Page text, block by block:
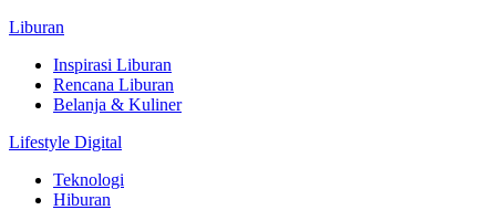
Liburan
Inspirasi Liburan
Rencana Liburan
Belanja & Kuliner
Lifestyle Digital
Teknologi
Hiburan